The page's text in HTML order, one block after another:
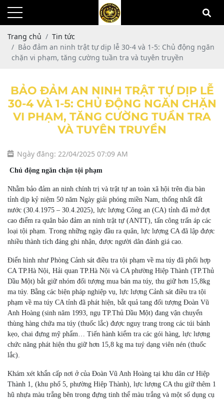
Trang chủ
Tin tức
Bảo đảm an ninh trật tự dịp lễ 30-4 và 1-5: Chủ động ngăn
chặn vi phạm, tăng cường tuần tra và tuyên truyền
BẢO ĐẢM AN NINH TRẬT TỰ DỊP LỄ
30-4 VÀ 1-5: CHỦ ĐỘNG NGĂN CHẶN
VI PHẠM, TĂNG CƯỜNG TUẦN TRA
VÀ TUYÊN TRUYỀN
Ngày đăng: 22/04/2025 07:09 AM
Chủ động ngăn chặn tội phạm
Nhằm bảo đảm an ninh chính trị và trật tự an toàn xã hội trên địa bàn
tỉnh dịp kỷ niệm 50 năm Ngày giải phóng miền Nam, thống nhất đất
nước (30.4.1975 – 30.4.2025), lực lượng Công an (CA) tỉnh đã mở đợt
cao điểm ra quân bảo đảm an ninh trật tự (ANTT), tấn công trấn áp các
loại tội phạm. Trong những ngày đầu ra quân, lực lượng CA đã lập được
nhiều thành tích đáng ghi nhận, được người dân đánh giá cao.
Điển hình như Phòng Cảnh sát điều tra tội phạm về ma túy đã phối hợp
CA TP.Hà Nội, Hải quan TP.Hà Nội và CA phường Hiệp Thành (TP.Thủ
Dầu Một) bắt giữ nhóm đối tượng mua bán ma túy, thu giữ hơn 15,8kg
ma túy. Bằng các biện pháp nghiệp vụ, lực lượng Cảnh sát điều tra tội
phạm về ma túy CA tỉnh đã phát hiện, bắt quả tang đối tượng Đoàn Vũ
Anh Hoàng (sinh năm 1993, ngụ TP.Thủ Dầu Một) đang vận chuyển
thùng hàng chứa ma túy (thuốc lắc) được nguỵ trang trong các túi bánh
kẹo, chai đựng mỹ phẩm… Tiến hành kiểm tra các gói hàng, lực lượng
chức năng phát hiện thu giữ hơn 15,8 kg ma tuý dạng viên nén (thuốc
lắc).
Khám xét khẩn cấp nơi ở của Đoàn Vũ Anh Hoàng tại khu dân cư Hiệp
Thành 1, (khu phố 5, phường Hiệp Thành), lực lượng CA thu giữ thêm 1
hũ nhựa màu trắng bên trong đựng tinh thể màu trắng và một số dụng cụ